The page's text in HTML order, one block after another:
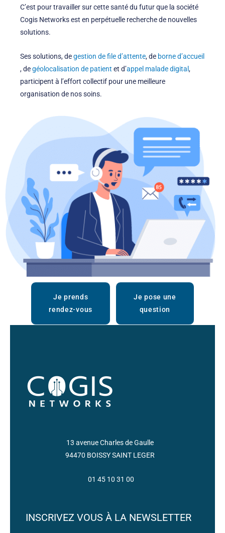
C’est pour travailler sur cette santé du futur que la société
Cogis Networks est en perpétuelle recherche de nouvelles
solutions.
Ses solutions, degestion de file d’attente, de borne d’accueil
, degéolocalisation de patient et d’appel malade digital,
participent à l’effort collectif pour une meilleure
organisation de nos soins.
Je prends
rendez-vous
Je pose une
question
13 avenue Charles de Gaulle
94470 BOISSY SAINT LEGER
01 45 10 31 00
INSCRIVEZ VOUS À LA NEWSLETTER